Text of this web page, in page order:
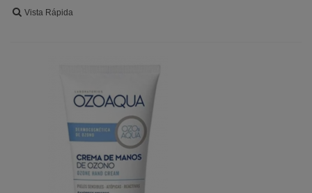
Vista Rápida